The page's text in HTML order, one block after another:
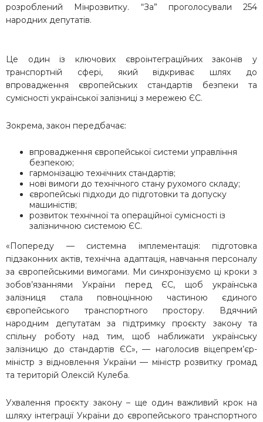
розроблений Мінрозвитку. “За” проголосували 254
народних депутатів.
Це один із ключових євроінтеграційних законів у
транспортній сфері, який відкриває шлях до
впровадження європейських стандартів безпеки та
сумісності української залізниці з мережею ЄС.
Зокрема, закон передбачає:
впровадження європейської системи управління
безпекою;
гармонізацію технічних стандартів;
нові вимоги до технічного стану рухомого складу;
європейські підходи до підготовки та допуску
машиністів;
розвиток технічної та операційної сумісності із
залізничною системою ЄС.
«Попереду — системна імплементація: підготовка
підзаконних актів, технічна адаптація, навчання персоналу
за європейськими вимогами. Ми синхронізуємо ці кроки з
зобов’язаннями України перед ЄС, щоб українська
залізниця стала повноцінною частиною єдиного
європейського транспортного простору. Вдячний
народним депутатам за підтримку проєкту закону та
спільну роботу над тим, щоб наближати українську
залізницю до стандартів ЄС», — наголосив віцепрем’єр-
міністр з відновлення України — міністр розвитку громад
та територій Олексій Кулеба.
Ухвалення проєкту закону – ще один важливий крок на
шляху інтеграції України до європейського транспортного